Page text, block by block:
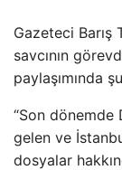
Gazeteci Barış
savcının
paylaşımında
“Son dönemde
gelen ve
dosyalar